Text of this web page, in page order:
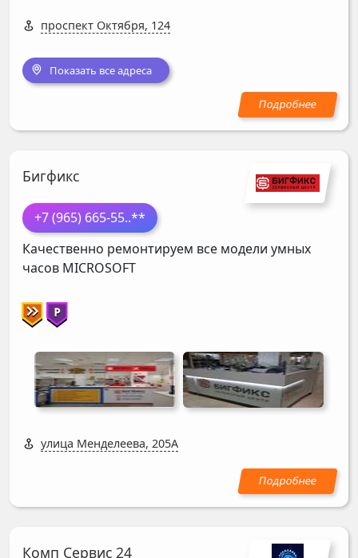
проспект Октября, 124
Показать все адреса
Бигфикс
+7 (965) 665-55..**
Качественно ремонтируем все модели умных
часов MICROSOFT
улица Менделеева, 205А
Комп Сервис 24